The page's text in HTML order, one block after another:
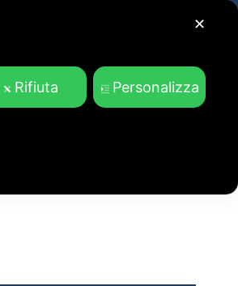
✕
Rifiuta Personalizza